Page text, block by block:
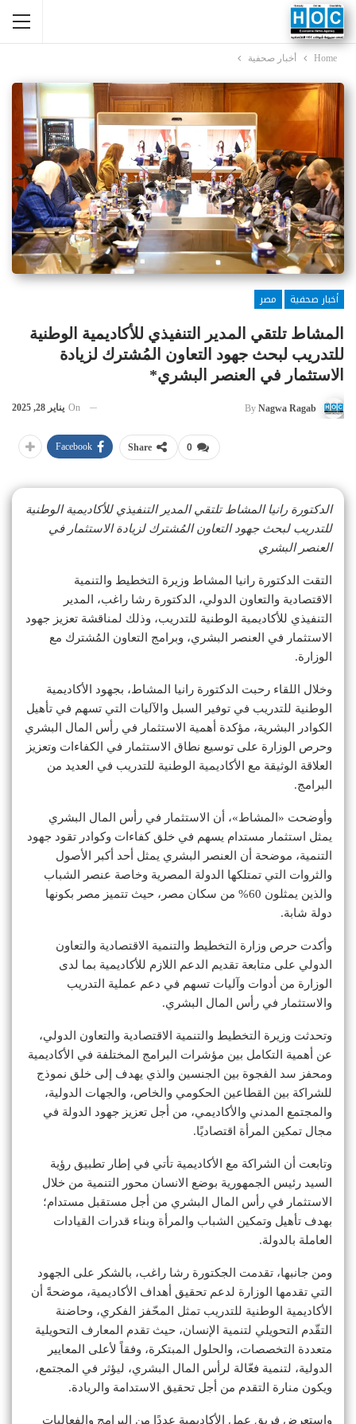
Home أخبار صحفية
أخبار صحفية
مصر
المشاط تلتقي المدير التنفيذي للأكاديمية الوطنية
للتدريب لبحث جهود التعاون المُشترك لزيادة
الاستثمار في العنصر البشري*
By Nagwa Ragab
On يناير 28, 2025
0
Share
Facebook
الدكتورة رانيا المشاط تلتقي المدير التنفيذي للأكاديمية الوطنية
للتدريب لبحث جهود التعاون المُشترك لزيادة الاستثمار في
العنصر البشري
التقت الدكتورة رانيا المشاط وزيرة التخطيط والتنمية
الاقتصادية والتعاون الدولي، الدكتورة رشا راغب، المدير
التنفيذي للأكاديمية الوطنية للتدريب، وذلك لمناقشة تعزيز جهود
الاستثمار في العنصر البشري، وبرامج التعاون المُشترك مع
الوزارة.
وخلال اللقاء رحبت الدكتورة رانيا المشاط، بجهود الأكاديمية
الوطنية للتدريب في توفير السبل والآليات التي تسهم في تأهيل
الكوادر البشرية، مؤكدة أهمية الاستثمار في رأس المال البشري
وحرص الوزارة على توسيع نطاق الاستثمار في الكفاءات وتعزيز
العلاقة الوثيقة مع الأكاديمية الوطنية للتدريب في العديد من
البرامج.
وأوضحت «المشاط»، أن الاستثمار في رأس المال البشري
يمثل استثمار مستدام يسهم في خلق كفاءات وكوادر تقود جهود
التنمية، موضحة أن العنصر البشري يمثل أحد أكبر الأصول
والثروات التي تمتلكها الدولة المصرية وخاصة عنصر الشباب
والذين يمثلون 60% من سكان مصر، حيث تتميز مصر بكونها
دولة شابة.
وأكدت حرص وزارة التخطيط والتنمية الاقتصادية والتعاون
الدولي على متابعة تقديم الدعم اللازم للأكاديمية بما لدى
الوزارة من أدوات وآليات تسهم في دعم عملية التدريب
والاستثمار في رأس المال البشري.
وتحدثت وزيرة التخطيط والتنمية الاقتصادية والتعاون الدولي،
عن أهمية التكامل بين مؤشرات البرامج المختلفة في الأكاديمية
ومحفز سد الفجوة بين الجنسين والذي يهدف إلى خلق نموذج
للشراكة بين القطاعين الحكومي والخاص، والجهات الدولية،
والمجتمع المدني والأكاديمي، من أجل تعزيز جهود الدولة في
مجال تمكين المرأة اقتصاديًا.
وتابعت أن الشراكة مع الأكاديمية تأتي في إطار تطبيق رؤية
السيد رئيس الجمهورية بوضع الانسان محور التنمية من خلال
الاستثمار في رأس المال البشري من أجل مستقبل مستدام؛
بهدف تأهيل وتمكين الشباب والمرأة وبناء قدرات القيادات
العاملة بالدولة.
ومن جانبها، تقدمت الجكتورة رشا راغب، بالشكر على الجهود
التي تقدمها الوزارة لدعم تحقيق أهداف الأكاديمية، موضحةً أن
الأكاديمية الوطنية للتدريب تمثل المحّفز الفكري، وحاضنة
التقّدم التحويلي لتنمية الإنسان، حيث تقدم المعارف التحويلية
متعددة التخصصات، والحلول المبتكرة، وفقاً لأعلى المعايير
الدولية، لتنمية فعّالة لرأس المال البشري، ليؤثر في المجتمع،
ويكون منارة التقدم من أجل تحقيق الاستدامة والريادة.
واستعرض فريق عمل الأكاديمية عددًا من البرامج والفعاليات